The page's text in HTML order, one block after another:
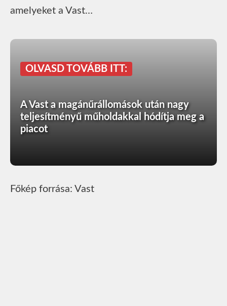
amelyeket a Vast…
OLVASD TOVÁBB ITT:
A Vast a magánűrállomások után nagy
teljesítményű műholdakkal hódítja meg a
piacot
Főkép forrása: Vast